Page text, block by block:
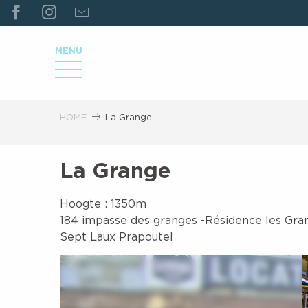
ALLER
AU
PRINCIPAL
MENU
HOME La Grange
La Grange
Hoogte : 1350m
184 impasse des granges -Résidence les
Sept Laux Prapoutel